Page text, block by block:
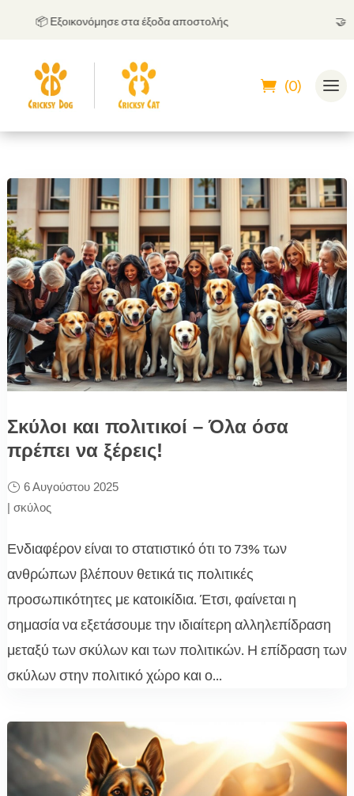
📦 Εξοικονόμησε στα έξοδα αποστολής
(0)
Σκύλοι και πολιτικοί – Όλα όσα
πρέπει να ξέρεις!
6 Αυγούστου 2025
| σκύλος
Ενδιαφέρον είναι το στατιστικό ότι το 73% των
ανθρώπων βλέπουν θετικά τις πολιτικές
προσωπικότητες με κατοικίδια. Έτσι, φαίνεται η
σημασία να εξετάσουμε την ιδιαίτερη αλληλεπίδραση
μεταξύ των σκύλων και των πολιτικών. Η επίδραση των
σκύλων στην πολιτικό χώρο και ο...